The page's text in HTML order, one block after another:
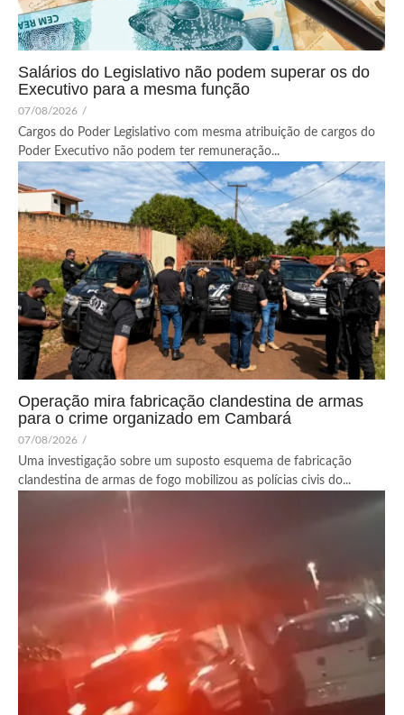
Salários do Legislativo não podem superar os do
Executivo para a mesma função
07/08/2026 /
Cargos do Poder Legislativo com mesma atribuição de cargos do
Poder Executivo não podem ter remuneração...
Operação mira fabricação clandestina de armas
para o crime organizado em Cambará
07/08/2026 /
Uma investigação sobre um suposto esquema de fabricação
clandestina de armas de fogo mobilizou as polícias civis do...